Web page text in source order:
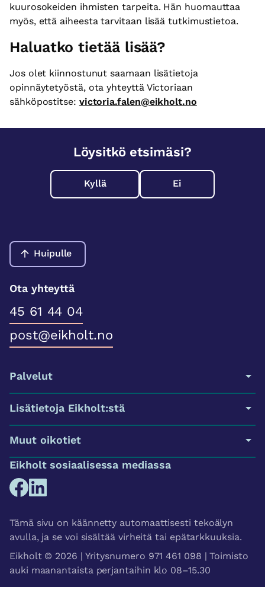
kuurosokeiden ihmisten tarpeita. Hän huomauttaa
myös, että aiheesta tarvitaan lisää tutkimustietoa.
Haluatko tietää lisää?
Jos olet kiinnostunut saamaan lisätietoja
opinnäytetyöstä, ota yhteyttä Victoriaan
sähköpostitse: victoria.falen@eikholt.no
Löysitkö etsimäsi?
Kyllä Ei
Huipulle
Ota yhteyttä
45 61 44 04
post@eikholt.no
Palvelut
Lisätietoja Eikholt:stä
Muut oikotiet
Eikholt sosiaalisessa mediassa
Tämä sivu on käännetty automaattisesti tekoälyn
avulla, ja se voi sisältää virheitä tai epätarkkuuksia.
Eikholt © 2026 | Yritysnumero 971 461 098 | Toimisto
auki maanantaista perjantaihin klo 08–15.30